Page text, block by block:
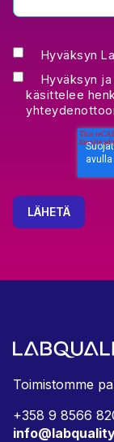
Hyväksyn
Hyväksyn
käsittelee
Toimistomme
+358 9 8566